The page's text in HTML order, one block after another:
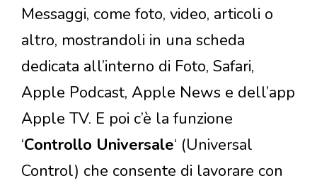
Messaggi, come foto, video, articoli o
altro, mostrandoli in una scheda
dedicata all’interno di Foto, Safari,
Apple Podcast, Apple News e dell’app
Apple TV. E poi c’è la funzione
‘Controllo Universale‘ (Universal
Control) che consente di lavorare con